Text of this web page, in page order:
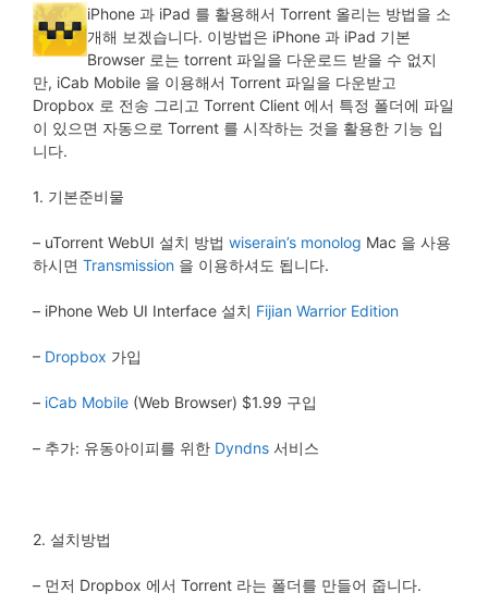
iPhone 과 iPad 를 활용해서 Torrent 올리는 방법을 소
개해 보겠습니다. 이방법은 iPhone 과 iPad 기본
Browser 로는 torrent 파일을 다운로드 받을 수 없지
만, iCab Mobile 을 이용해서 Torrent 파일을 다운받고
Dropbox 로 전송 그리고 Torrent Client 에서 특정 폴더에 파일
이 있으면 자동으로 Torrent 를 시작하는 것을 활용한 기능 입
니다.
1. 기본준비물
– uTorrent WebUI 설치 방법 wiserain’s monolog Mac 을 사용
하시면 Transmission 을 이용하셔도 됩니다.
– iPhone Web UI Interface 설치 Fijian Warrior Edition
– Dropbox 가입
– iCab Mobile (Web Browser) $1.99 구입
– 추가: 유동아이피를 위한 Dyndns 서비스
2. 설치방법
– 먼저 Dropbox 에서 Torrent 라는 폴더를 만들어 줍니다.